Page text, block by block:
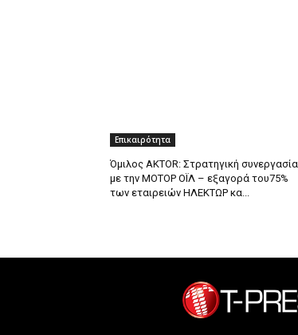
Επικαιρότητα
Όμιλος AKTOR: Στρατηγική συνεργασία
με την ΜΟΤΟΡ ΟΪΛ – εξαγορά του75%
των εταιρειών ΗΛΕΚΤΩΡ κα...